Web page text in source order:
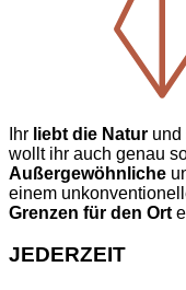
Ihr liebt die Natur und
wollt ihr auch genau
Außergewöhnliche
einem
Grenzen für den Ort
JEDERZEIT